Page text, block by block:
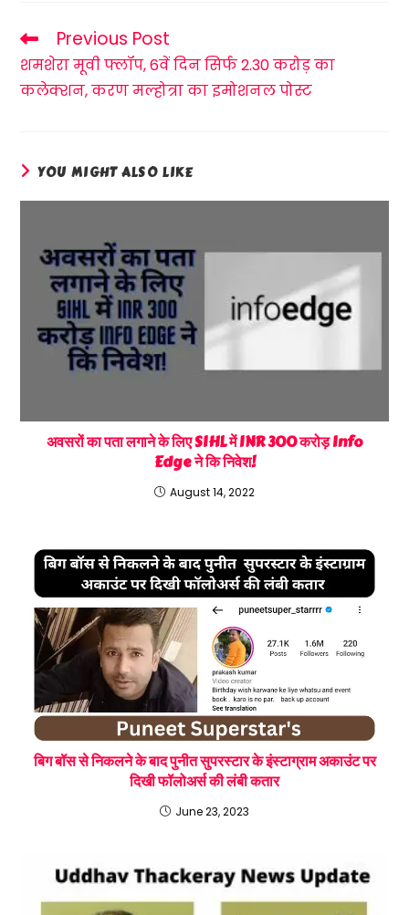
Read
More
Articles
Previous Post
शमशेरा मूवी फ्लॉप, 6वें दिन सिर्फ 2.30 करोड़ का
कलेक्शन, करण मल्होत्रा ​​का इमोशनल पोस्ट
YOU MIGHT ALSO LIKE
अवसरों का पता लगाने के लिए SIHL में INR 300 करोड़ Info
Edge ने कि निवेश!
August 14, 2022
बिग बॉस से निकलने के बाद पुनीत सुपरस्टार के इंस्टाग्राम अकाउंट पर
दिखी फॉलोअर्स की लंबी कतार
June 23, 2023